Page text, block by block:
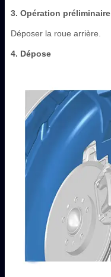
3. Opération préliminaire
Déposer la roue arrière.
4. Dépose